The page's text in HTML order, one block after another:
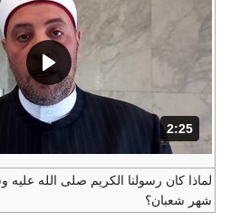
المدة: دقائق و 25 ثواني.
2:25
لماذا كان رسولنا الكريم صلى الله
شهر شعبان؟